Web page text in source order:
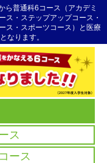
ら普通科6コース（アカデミ
ス・ステップアップコース・
ス・スポーツコース）と医療
なります。
ス
ース